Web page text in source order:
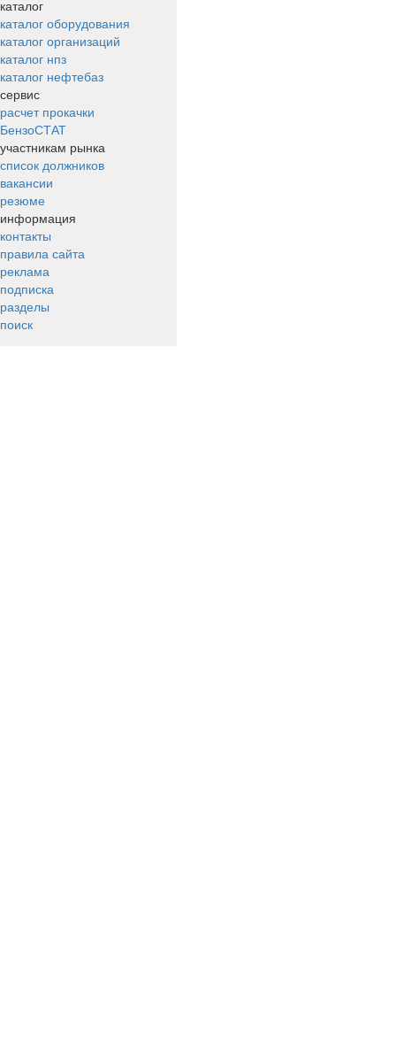
каталог
каталог оборудования
каталог организаций
каталог нпз
каталог нефтебаз
сервис
расчет прокачки
БензоСТАТ
участникам рынка
список должников
вакансии
резюме
информация
контакты
правила сайта
реклама
подписка
разделы
поиск